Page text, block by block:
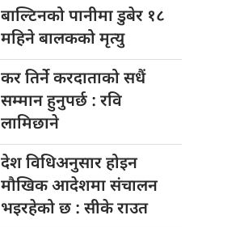
बाल्टिनको पानीमाडुबेर १८
महिने बालकको मृत्यु
कर तिर्नेकरदाताको सधैं
सम्मान हुनुपर्छ : रवि
लामिछाने
देश विधिअनुसारहोइन
मौखिक आदेशमा संचालन
भइरहेको छ : सीके राउत